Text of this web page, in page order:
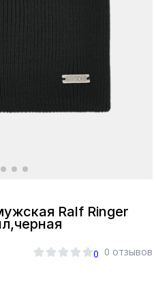
Ralf Ringer
0 0 отзывов